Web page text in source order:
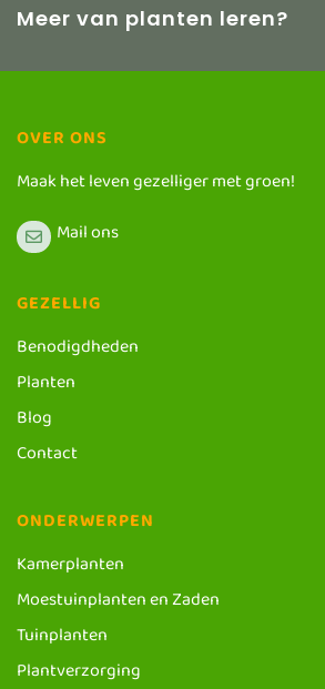
Meer van planten leren?
OVER ONS
Maak het leven gezelliger met groen!
Mail ons
GEZELLIG
Benodigdheden
Planten
Blog
Contact
ONDERWERPEN
Kamerplanten
Moestuinplanten en Zaden
Tuinplanten
Plantverzorging